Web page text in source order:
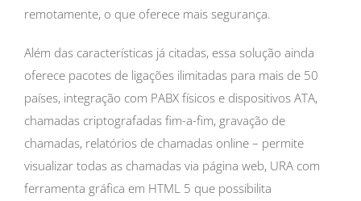
remotamente, o que oferece mais segurança.
Além das características já citadas, essa solução ainda
oferece pacotes de ligações ilimitadas para mais de 50
países, integração com PABX físicos e dispositivos ATA,
chamadas criptografadas fim-a-fim, gravação de
chamadas, relatórios de chamadas online – permite
visualizar todas as chamadas via página web, URA com
ferramenta gráfica em HTML 5 que possibilita